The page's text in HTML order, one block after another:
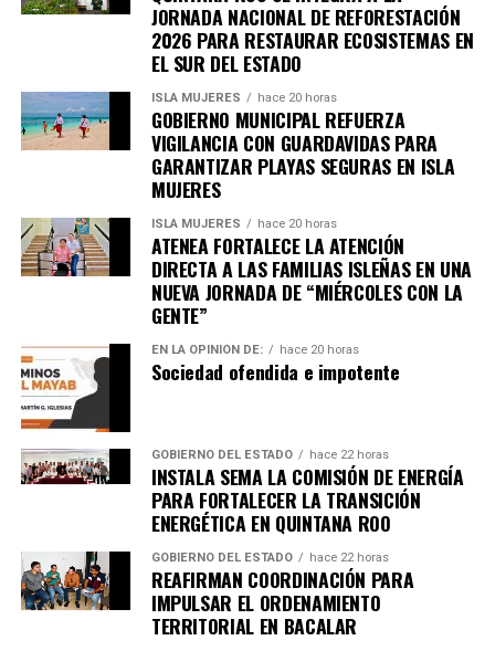
Unirme al canal de WhatsApp
esperar. Daremos seguimiento para el público ha que tiene
Recibe las noticias al instante
Únete al canal oficial de WhatsApp de
Quinto Podery recibe las noticias más
importantes de Quintana Roo directamente
en tu teléfono.
JORNADA NACIONAL DE REFORESTACIÓN
2026 PARA RESTAURAR ECOSISTEMAS EN
EL SUR DEL ESTADO
ISLA MUJERES hace 20 horas
GOBIERNO MUNICIPAL REFUERZA
VIGILANCIA CON GUARDAVIDAS PARA
GARANTIZAR PLAYAS SEGURAS EN ISLA
MUJERES
ISLA MUJERES hace 20 horas
ATENEA FORTALECE LA ATENCIÓN
DIRECTA A LAS FAMILIAS ISLEÑAS EN UNA
NUEVA JORNADA DE “MIÉRCOLES CON LA
GENTE”
EN LA OPINIÓN DE: hace 20 horas
Sociedad ofendida e impotente
GOBIERNO DEL ESTADO hace 22 horas
INSTALA SEMA LA COMISIÓN DE ENERGÍA
PARA FORTALECER LA TRANSICIÓN
ENERGÉTICA EN QUINTANA ROO
GOBIERNO DEL ESTADO hace 22 horas
REAFIRMAN COORDINACIÓN PARA
IMPULSAR EL ORDENAMIENTO
TERRITORIAL EN BACALAR